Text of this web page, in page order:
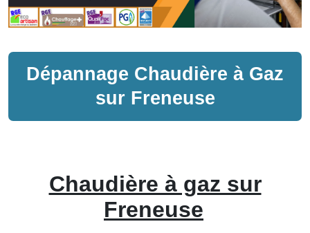
Dépannage Chaudière à Gaz
sur Freneuse
Chaudière à gaz sur
Freneuse